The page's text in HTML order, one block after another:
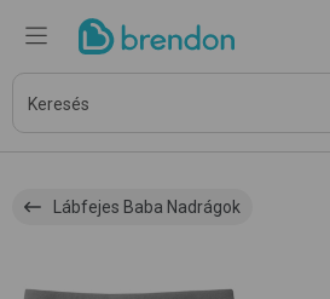
Lábfejes Baba Nadrágok